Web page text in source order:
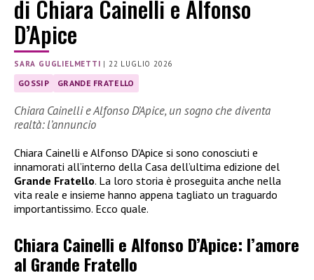
di Chiara Cainelli e Alfonso
D’Apice
SARA GUGLIELMETTI | 22 LUGLIO 2026
GOSSIP GRANDE FRATELLO
Chiara Cainelli e Alfonso D’Apice, un sogno che diventa
realtà: l’annuncio
Chiara Cainelli e Alfonso D’Apice si sono conosciuti e
innamorati all’interno della Casa dell’ultima edizione del
Grande Fratello. La loro storia è proseguita anche nella
vita reale e insieme hanno appena tagliato un traguardo
importantissimo. Ecco quale.
Chiara Cainelli e Alfonso D’Apice: l’amore
al Grande Fratello